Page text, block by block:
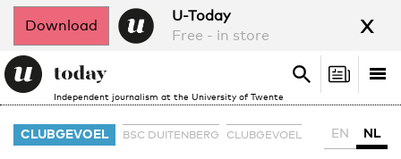
Download
U-Today
Free - in store
x
Independent journalism at the University of Twente
Search
Search
CLUBGEVOEL BSC DUITENBERG CLUBGEVOEL EN NL